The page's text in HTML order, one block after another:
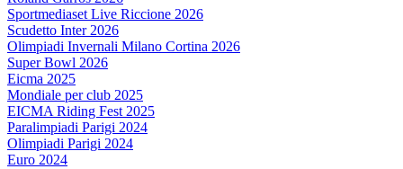
Sportmediaset Live Riccione 2026
Scudetto Inter 2026
Olimpiadi Invernali Milano Cortina 2026
Super Bowl 2026
Eicma 2025
Mondiale per club 2025
EICMA Riding Fest 2025
Paralimpiadi Parigi 2024
Olimpiadi Parigi 2024
Euro 2024